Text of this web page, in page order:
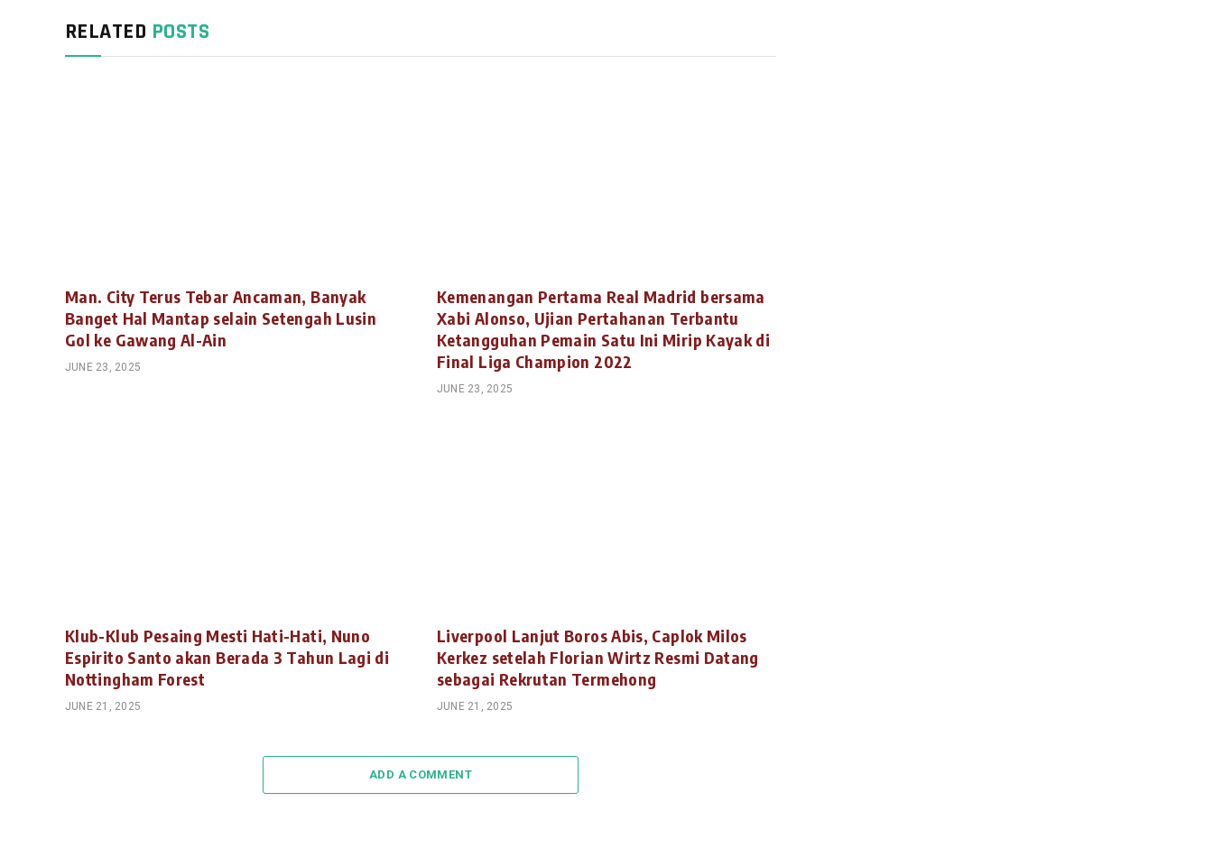
RELATED POSTS
Man. City Terus Tebar Ancaman, Banyak
Banget Hal Mantap selain Setengah Lusin
Gol ke Gawang Al-Ain
JUNE 23, 2025
Kemenangan Pertama Real Madrid bersama
Xabi Alonso, Ujian Pertahanan Terbantu
Ketangguhan Pemain Satu Ini Mirip Kayak di
Final Liga Champion 2022
JUNE 23, 2025
Klub-Klub Pesaing Mesti Hati-Hati, Nuno
Espirito Santo akan Berada 3 Tahun Lagi di
Nottingham Forest
JUNE 21, 2025
Liverpool Lanjut Boros Abis, Caplok Milos
Kerkez setelah Florian Wirtz Resmi Datang
sebagai Rekrutan Termehong
JUNE 21, 2025
ADD A COMMENT